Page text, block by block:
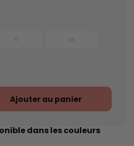
Ajouter au panier
dans les couleurs